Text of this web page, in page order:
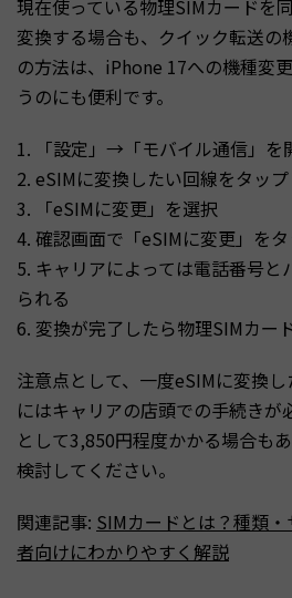
現在使っている物理SIMカードを
変換する場合も、クイック転送の
の方法は、iPhone 17への機種変
うのにも便利です。
1. 「設定」→「モバイル通信」を
2. eSIMに変換したい回線をタップ
3. 「eSIMに変更」を選択
4. 確認画面で「eSIMに変更」を
5. キャリアによっては電話番号と
られる
6. 変換が完了したら物理SIMカー
注意点として、一度eSIMに変換
にはキャリアの店頭での手続きが
として3,850円程度かかる場合も
検討してください。
関連記事: SIMカードとは？種類
者向けにわかりやすく解説